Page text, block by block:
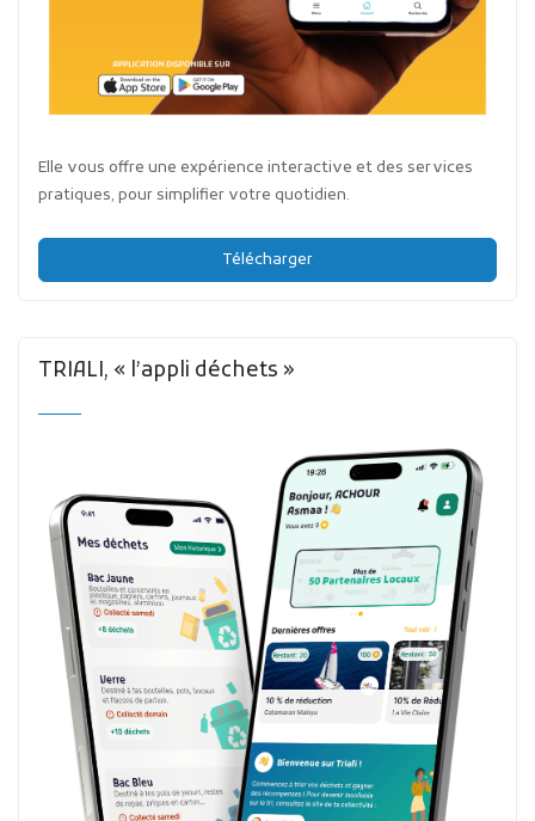
Elle vous offre une expérience interactive et des services
pratiques, pour simplifier votre quotidien.
Télécharger
TRIALI, « l’appli déchets »